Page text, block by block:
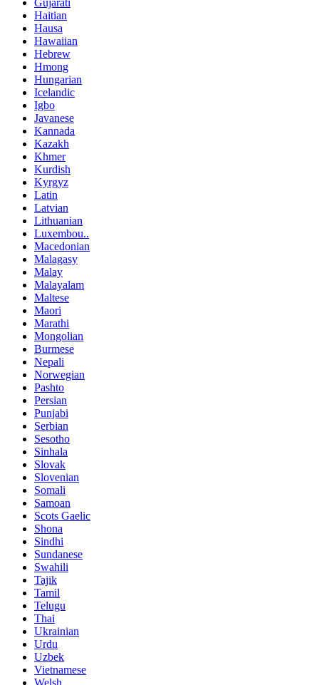
Gujarati
Haitian
Hausa
Hawaiian
Hebrew
Hmong
Hungarian
Icelandic
Igbo
Javanese
Kannada
Kazakh
Khmer
Kurdish
Kyrgyz
Latin
Latvian
Lithuanian
Luxembou..
Macedonian
Malagasy
Malay
Malayalam
Maltese
Maori
Marathi
Mongolian
Burmese
Nepali
Norwegian
Pashto
Persian
Punjabi
Serbian
Sesotho
Sinhala
Slovak
Slovenian
Somali
Samoan
Scots Gaelic
Shona
Sindhi
Sundanese
Swahili
Tajik
Tamil
Telugu
Thai
Ukrainian
Urdu
Uzbek
Vietnamese